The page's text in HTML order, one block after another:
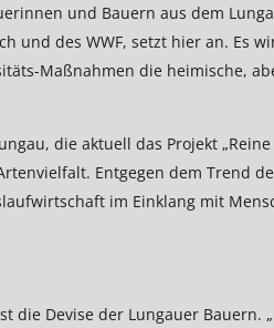
und Bauern aus dem
und des WWF, setzt hier an. Es
Maßnahmen die heimische,
die aktuell das Projekt
Entgegen dem Trend
im Einklang mit
die Devise der Lungauer Bauern.